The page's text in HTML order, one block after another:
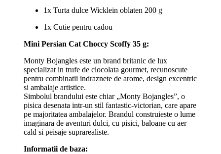
1x Turta dulce Wicklein oblaten 200 g
1x Cutie pentru cadou
Mini Persian Cat Choccy Scoffy 35 g:
Monty Bojangles este un brand britanic de lux
specializat in trufe de ciocolata gourmet, recunoscute
pentru combinatii indraznete de arome, design excentric
si ambalaje artistice.
Simbolul brandului este chiar „Monty Bojangles”, o
pisica desenata intr-un stil fantastic-victorian, care apare
pe majoritatea ambalajelor. Brandul construieste o lume
imaginara de aventuri dulci, cu pisici, baloane cu aer
cald si peisaje suprarealiste.
Informatii de baza: